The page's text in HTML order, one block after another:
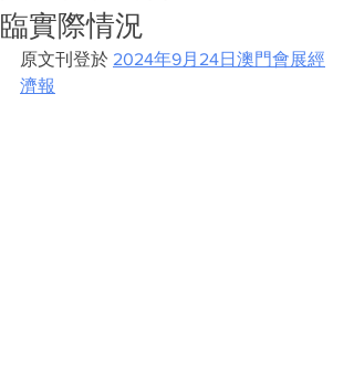
臨實際情況
原文刊登於 2024年9月24日澳門會展經
濟報